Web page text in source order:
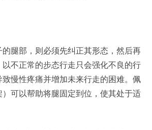
腿部，则必须先纠正其形态，然后再
不正常的步态行走只会强化不良的行
慢性疼痛并增加未来行走的困难。佩
可以帮助将腿固定到位，使其处于适